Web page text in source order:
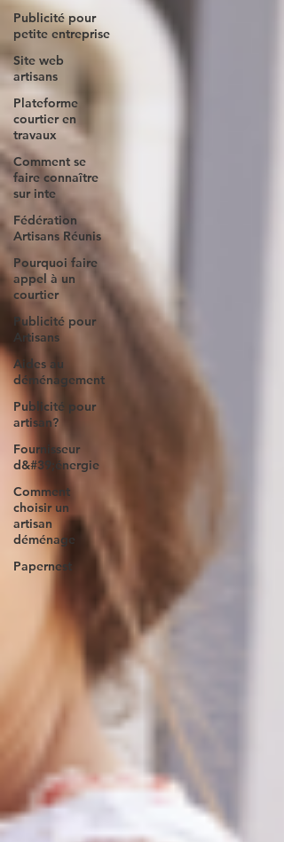
Publicité pour
petite entreprise
Site web
artisans
Plateforme
courtier en
travaux
Comment se
faire connaître
sur inte
Fédération
Artisans Réunis
Pourquoi faire
appel à un
courtier
Publicité pour
Artisans
Aides au
déménagement
Publicité pour
artisan?
Fournisseur
d&#39;énergie
Comment
choisir un
artisan
déménage
Papernest